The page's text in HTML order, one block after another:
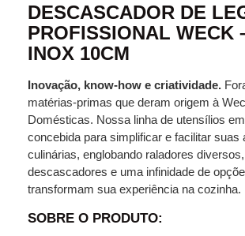
DESCASCADOR DE
PROFISSIONAL WECK
INOX 10CM
Inovação, know-how e criatividade.
matérias-primas que deram origem à
Domésticas. Nossa linha de utensílios
concebida para simplificar e facilitar suas
culinárias, englobando raladores diversos,
descascadores e uma infinidade de
transformam sua experiência na cozinha.
SOBRE O PRODUTO: